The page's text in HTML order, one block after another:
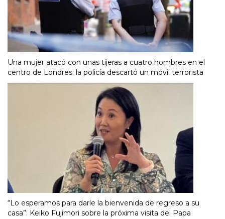
Una mujer atacó con unas tijeras a cuatro hombres en el
centro de Londres: la policía descartó un móvil terrorista
“Lo esperamos para darle la bienvenida de regreso a su
casa”: Keiko Fujimori sobre la próxima visita del Papa